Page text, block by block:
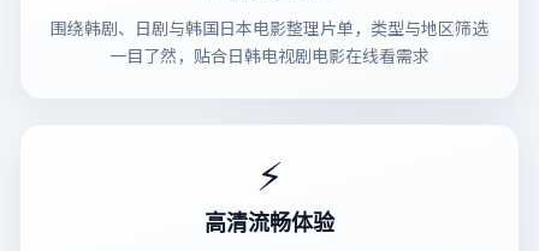
围绕韩剧、日剧与韩国日本电影整理片单，类型与地区筛选
一目了然，贴合日韩电视剧电影在线看需求
⚡
高清流畅体验